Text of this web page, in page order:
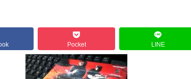
Pocket LINE